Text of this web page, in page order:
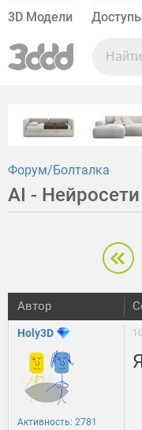
3D Модели
Форум Болталка
AI - Нейросети
Автор
Holy3D
Активность: 2781